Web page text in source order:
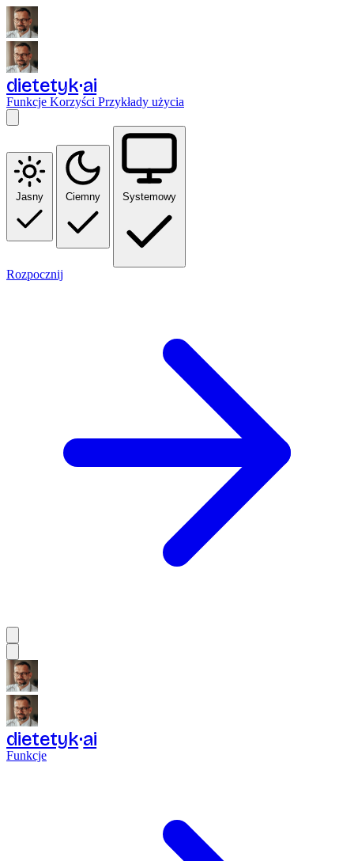
dietetyk ai
Funkcje Korzyści Przykłady użycia
Jasny Ciemny Systemowy
Rozpocznij
dietetyk ai
Funkcje